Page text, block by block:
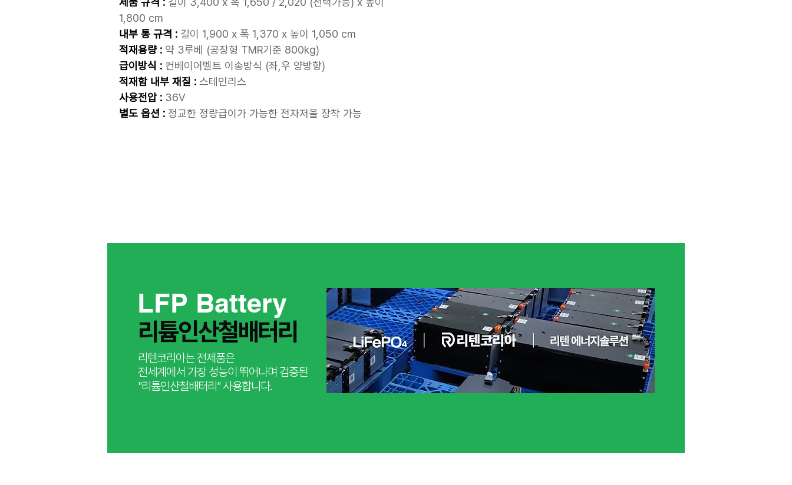
1,800 cm
내부 통 규격 : 길이 1,900 x 폭 1,370 x 높이 1,050 cm
적재용량 : 약 3루베 (공장형 TMR기준 800kg)
급이방식 : 컨베이어벨트 이송방식 (좌,우 양방향)
적재함 내부 재질 : 스테인리스
사용전압 : 36V
별도 옵션 : 정교한 정량급이가 가능한 전자저울 장착 가능
LFP Battery
​리튬인산철배터리
리텐코리아는 전제품은
​전세계에서 가장 성능이 뛰어나며 검증된
"리튬인산철배터리" 사용합니다.